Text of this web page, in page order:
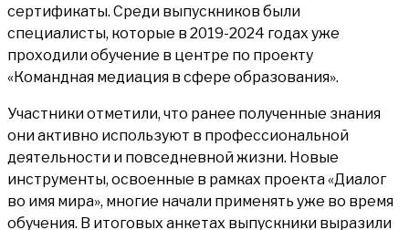
сертификаты. Среди выпускников были
специалисты, которые в 2019-2024 годах уже
проходили обучение в центре по проекту
«Командная медиация в сфере образования».
Участники отметили, что ранее полученные знания
они активно используют в профессиональной
деятельности и повседневной жизни. Новые
инструменты, освоенные в рамках проекта «Диалог
во имя мира», многие начали применять уже во время
обучения. В итоговых анкетах выпускники выразили